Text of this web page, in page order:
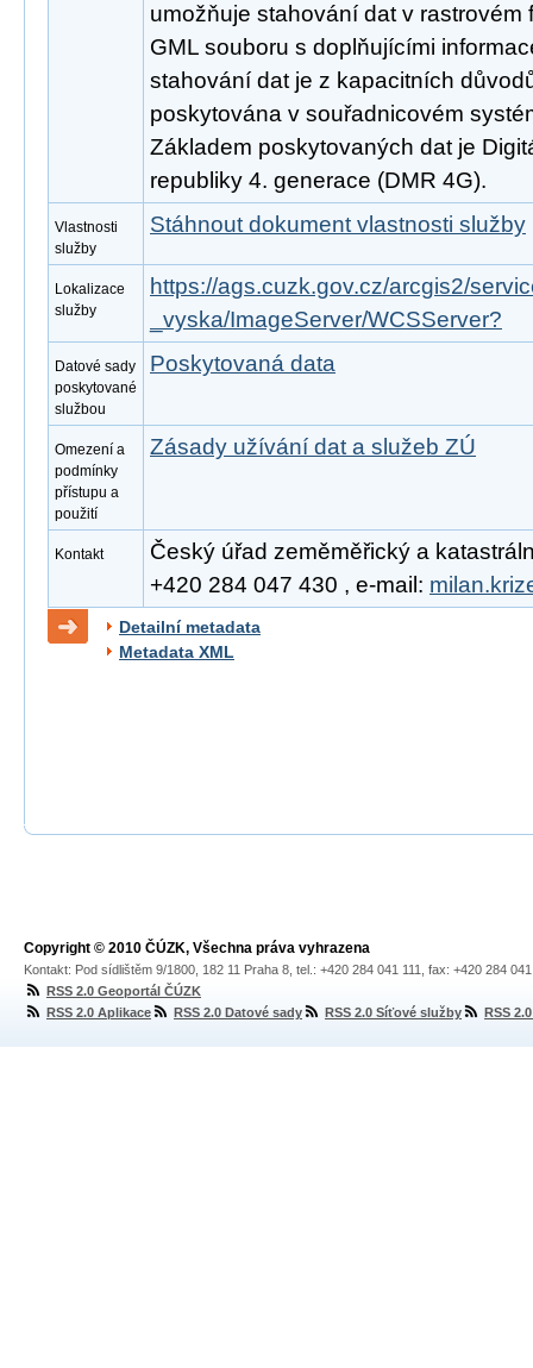
umožňuje stahování dat v rastrovém
GML souboru s doplňujícími
stahování dat je z kapacitních
poskytována v souřadnicovém
Základem poskytovaných dat je
republiky 4. generace (DMR 4G).
Vlastnosti
služby
Stáhnout dokument vlastnosti služby
Lokalizace
služby
https://ags.cuzk.gov.cz/arcgis2/
_vyska/ImageServer/WCSServer?
Datové sady
poskytované
službou
Poskytovaná data
Omezení a
podmínky
přístupu a
použití
Zásady užívání dat a služeb ZÚ
Kontakt
Český úřad zeměměřický a
+420 284 047 430 , e-mail:
Detailní metadata
Metadata XML
Copyright © 2010 ČÚZK, Všechna práva vyhrazena
Kontakt: Pod sídlištěm 9/1800, 182 11 Praha 8, tel.: +420 284 041 111, fax: +420 284
RSS 2.0 Geoportál ČÚZK
RSS 2.0 Aplikace
RSS 2.0 Datové sady RSS 2.0 Síťové služby RSS